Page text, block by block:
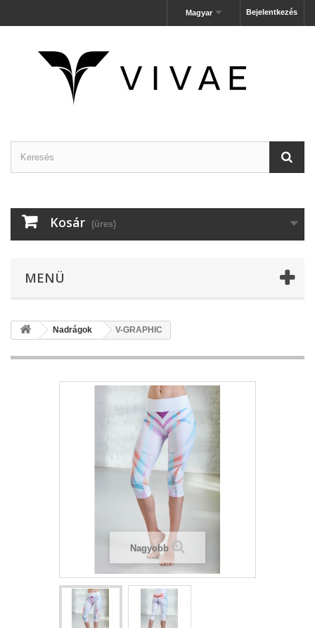
Bejelentkezés
Magyar
Kosár (üres)
MENÜ
Nadrágok V-GRAPHIC
Nagyobb